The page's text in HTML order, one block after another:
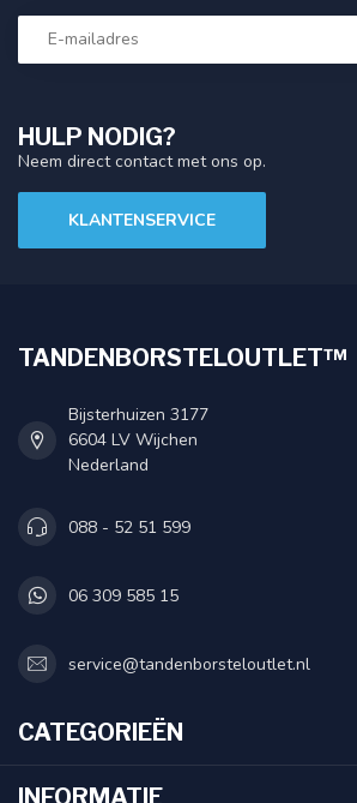
HULP NODIG?
Neem direct contact met ons op.
KLANTENSERVICE
TANDENBORSTELOUTLET™
Bijsterhuizen 3177
6604 LV Wijchen
Nederland
088 - 52 51 599
06 309 585 15
service@tandenborsteloutlet.nl
CATEGORIEËN